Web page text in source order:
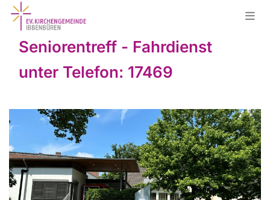
Seniorentreff - Fahrdienst
unter Telefon: 17469